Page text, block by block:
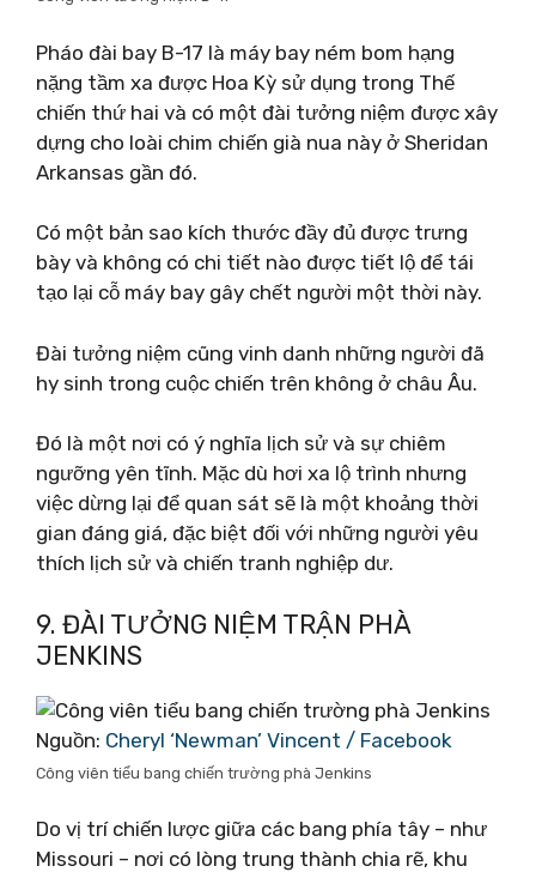
Pháo đài bay B-17 là máy bay ném bom hạng
nặng tầm xa được Hoa Kỳ sử dụng trong Thế
chiến thứ hai và có một đài tưởng niệm được xây
dựng cho loài chim chiến già nua này ở Sheridan
Arkansas gần đó.
Có một bản sao kích thước đầy đủ được trưng
bày và không có chi tiết nào được tiết lộ để tái
tạo lại cỗ máy bay gây chết người một thời này.
Đài tưởng niệm cũng vinh danh những người đã
hy sinh trong cuộc chiến trên không ở châu Âu.
Đó là một nơi có ý nghĩa lịch sử và sự chiêm
ngưỡng yên tĩnh. Mặc dù hơi xa lộ trình nhưng
việc dừng lại để quan sát sẽ là một khoảng thời
gian đáng giá, đặc biệt đối với những người yêu
thích lịch sử và chiến tranh nghiệp dư.
9. ĐÀI TƯỞNG NIỆM TRẬN PHÀ
JENKINS
Nguồn: Cheryl ‘Newman’ Vincent / Facebook
Công viên tiểu bang chiến trường phà Jenkins
Do vị trí chiến lược giữa các bang phía tây – như
Missouri – nơi có lòng trung thành chia rẽ, khu